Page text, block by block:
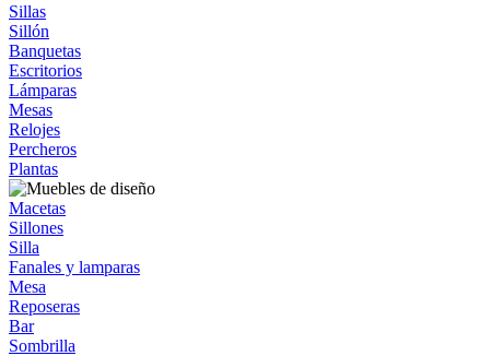
Sillas
Sillón
Banquetas
Escritorios
Lámparas
Mesas
Relojes
Percheros
Plantas
Macetas
Sillones
Silla
Fanales y lamparas
Mesa
Reposeras
Bar
Sombrilla